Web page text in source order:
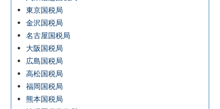
東京国税局
金沢国税局
名古屋国税局
大阪国税局
広島国税局
高松国税局
福岡国税局
熊本国税局